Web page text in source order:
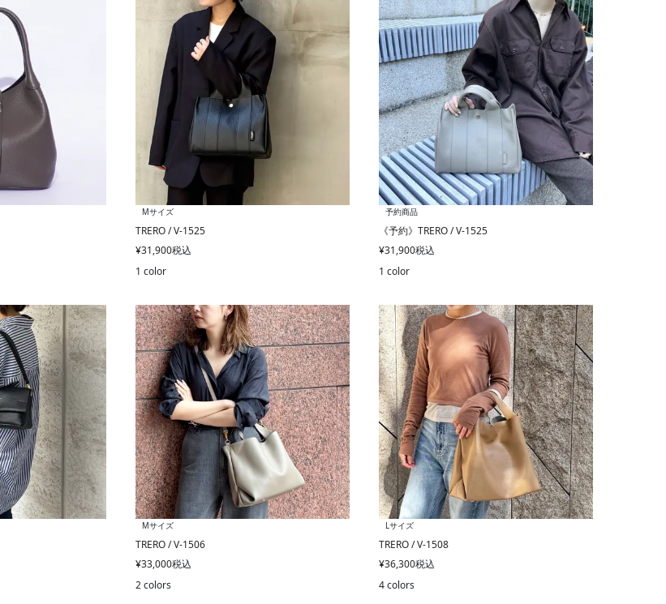
Mサイズ
TRERO / V-1525
¥31,900税込
1 color
予約商品
《予約》TRERO / V-1525
¥31,900税込
1 color
Mサイズ
TRERO / V-1506
¥33,000税込
2 colors
Lサイズ
TRERO / V-1508
¥36,300税込
4 colors